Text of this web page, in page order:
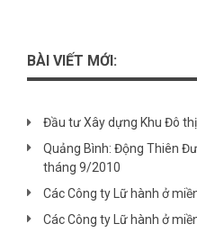
BÀI VIẾT MỚI:
Đầu tư Xây dựng Khu Đô
Quảng Bình: Động Thiên
tháng 9/2010
Các Công ty Lữ hành ở
Các Công ty Lữ hành ở